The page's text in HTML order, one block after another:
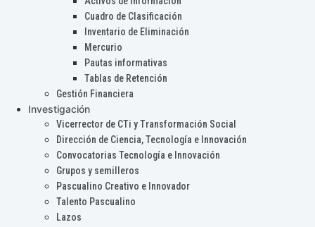
Cuadro de Clasificación
Inventario de Eliminación
Mercurio
Pautas informativas
Tablas de Retención
Gestión Financiera
Investigación
Vicerrector de CTi y Transformación Social
Dirección de Ciencia, Tecnología e Innovación
Convocatorias Tecnología e Innovación
Grupos y semilleros
Pascualino Creativo e Innovador
Talento Pascualino
Lazos